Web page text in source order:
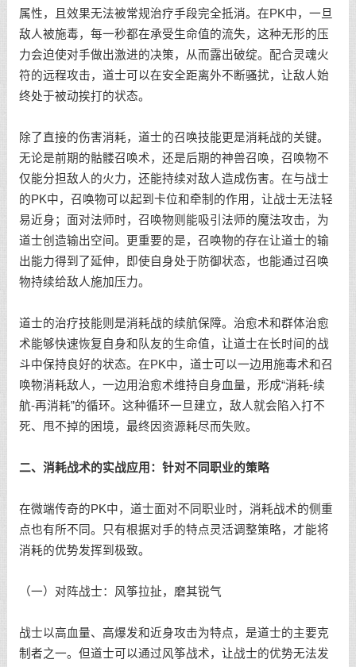
属性，且效果无法被常规治疗手段完全抵消。在PK中，一旦
敌人被施毒，每一秒都在承受生命值的流失，这种无形的压
力会迫使对手做出激进的决策，从而露出破绽。配合灵魂火
符的远程攻击，道士可以在安全距离外不断骚扰，让敌人始
终处于被动挨打的状态。
除了直接的伤害消耗，道士的召唤技能更是消耗战的关键。
无论是前期的骷髅召唤术，还是后期的神兽召唤，召唤物不
仅能分担敌人的火力，还能持续对敌人造成伤害。在与战士
的PK中，召唤物可以起到卡位和牵制的作用，让战士无法轻
易近身；面对法师时，召唤物则能吸引法师的魔法攻击，为
道士创造输出空间。更重要的是，召唤物的存在让道士的输
出能力得到了延伸，即使自身处于防御状态，也能通过召唤
物持续给敌人施加压力。
道士的治疗技能则是消耗战的续航保障。治愈术和群体治愈
术能够快速恢复自身和队友的生命值，让道士在长时间的战
斗中保持良好的状态。在PK中，道士可以一边用施毒术和召
唤物消耗敌人，一边用治愈术维持自身血量，形成“消耗-续
航-再消耗”的循环。这种循环一旦建立，敌人就会陷入打不
死、甩不掉的困境，最终因资源耗尽而失败。
二、消耗战术的实战应用：针对不同职业的策略
在微端传奇的PK中，道士面对不同职业时，消耗战术的侧重
点也有所不同。只有根据对手的特点灵活调整策略，才能将
消耗的优势发挥到极致。
（一）对阵战士：风筝拉扯，磨其锐气
战士以高血量、高爆发和近身攻击为特点，是道士的主要克
制者之一。但道士可以通过风筝战术，让战士的优势无法发